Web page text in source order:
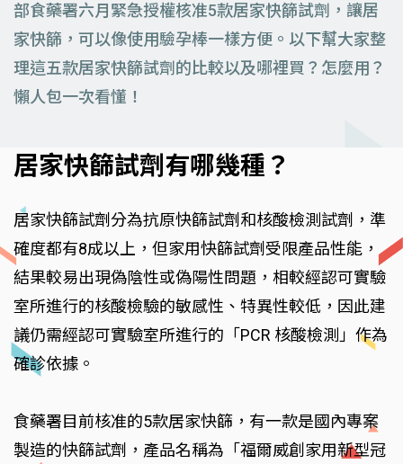
部食藥署六月緊急授權核准5款居家快篩試劑，讓居
家快篩，可以像使用驗孕棒一樣方便。以下幫大家整
理這五款居家快篩試劑的比較以及哪裡買？怎麼用？
懶人包一次看懂！
居家快篩試劑有哪幾種？
居家快篩試劑分為抗原快篩試劑和核酸檢測試劑，準
確度都有8成以上，但家用快篩試劑受限產品性能，
結果較易出現偽陰性或偽陽性問題，相較經認可實驗
室所進行的核酸檢驗的敏感性、特異性較低，因此建
議仍需經認可實驗室所進行的「PCR 核酸檢測」作為
確診依據。
食藥署目前核准的5款居家快篩，有一款是國內專案
製造的快篩試劑，產品名稱為「福爾威創家用新型冠